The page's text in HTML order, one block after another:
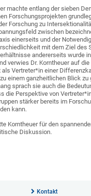
machte entlang der sieben
Forschungsprojekten
Forschung zu
zwischen
einerseits und der
mit dem Ziel des
andererseits wurde
verwies Dr. Korntheuer auf
Vertreter*in einer
einem ganzheitlichen Blick zu
sprach sie auch die
die Perspektive von
stärker bereits im
kann.
Korntheuer für den
Diskussion.
Kontakt